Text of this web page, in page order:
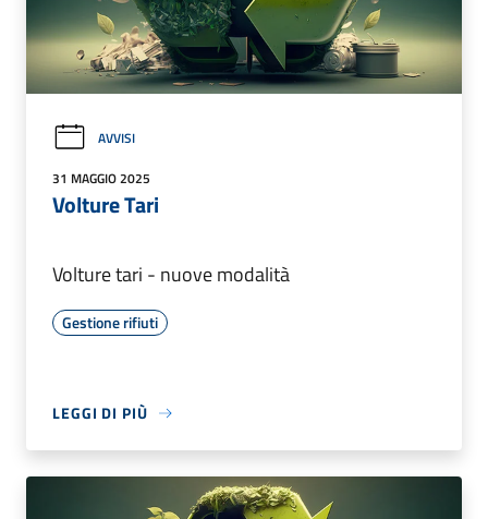
AVVISI
31 MAGGIO 2025
Volture Tari
Volture tari - nuove modalità
Gestione rifiuti
LEGGI DI PIÙ